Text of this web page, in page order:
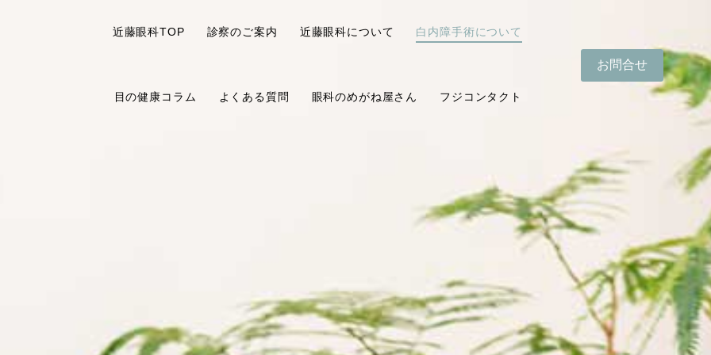
近藤眼科TOP 診察のご案内 近藤眼科について 白内障手術について
目の健康コラム よくある質問 眼科のめがね屋さん フジコンタクト
お問合せ